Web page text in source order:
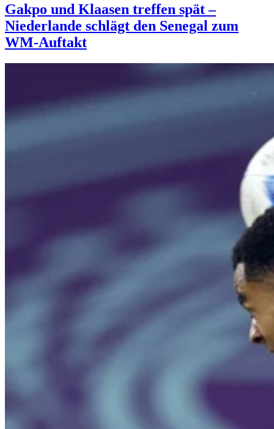
Gakpo und Klaasen treffen spät –
Niederlande schlägt den Senegal zum
WM-Auftakt